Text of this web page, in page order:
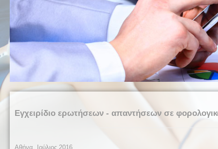
Εγχειρίδιο ερωτήσεων - απαντήσεων σε
Αθήνα, Ιούλιος 2016